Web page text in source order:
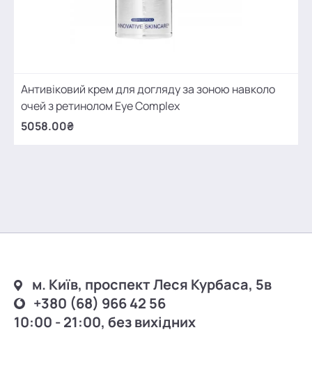
Антивіковий крем для догляду за зоною навколо
очей з ретинолом Eye Complex
5058.00₴
м. Київ, проспект Леся Курбаса, 5в
+380 (68) 966 42 56
10:00 - 21:00, без вихідних